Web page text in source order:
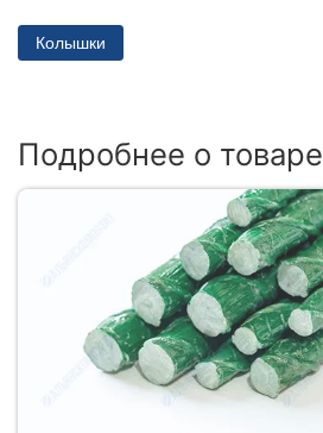
Колышки
Подробнее о товаре